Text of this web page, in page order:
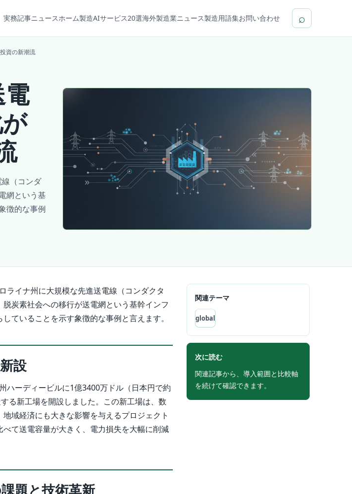
実務記事ニュースホーム製造AIサービス20選海外製造業ニュース製造用語集お問い合わせ ⌕
資の新潮流
（コンダ
網という基
徴的な事例
イナ州に大規模な先進送電線（コンダクタ
炭素社会への移行が送電網という基幹インフ
ていることを示す象徴的な事例と言えます。
設
ーディービルに1億3400万ドル（日本円で約
る新工場を開設しました。この新工場は、数
域経済にも大きな影響を与えるプロジェクト
て送電容量が大きく、電力損失を大幅に削減
題と技術革新
関連テーマ
global
次に読む
関連記事から、導入範囲と比較軸
を続けて確認できます。